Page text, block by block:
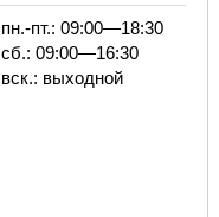
пн.-пт.: 09:00—18:30
сб.: 09:00—16:30
вск.: выходной